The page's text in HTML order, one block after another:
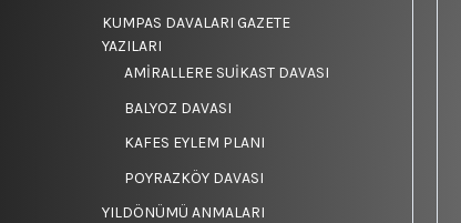
KUMPAS DAVALARI GAZETE
YAZILARI
AMİRALLERE SUİKAST DAVASI
BALYOZ DAVASI
KAFES EYLEM PLANI
POYRAZKÖY DAVASI
YILDÖNÜMÜ ANMALARI